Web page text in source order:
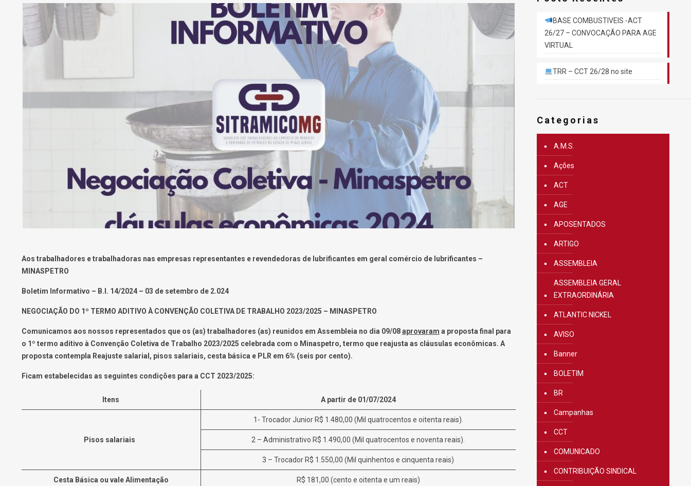
Aos trabalhadores e trabalhadoras nas empresas representantes e revendedoras de lubrificantes em geral comércio de lubrificantes –
MINASPETRO
Boletim Informativo – B.I. 14/2024 – 03 de setembro de 2.024
NEGOCIAÇÃO DO 1º TERMO ADITIVO À CONVENÇÃO COLETIVA DE TRABALHO 2023/2025 – MINASPETRO
Comunicamos aos nossos representados que os (as) trabalhadores (as) reunidos em Assembleia no dia 09/08aprovaram a proposta final para
o 1º termo aditivo à Convenção Coletiva de Trabalho 2023/2025 celebrada com o Minaspetro, termo que reajusta as cláusulas econômicas. A
proposta contempla Reajuste salarial, pisos salariais, cesta básica e PLR em 6% (seis por cento).
Ficam estabelecidas as seguintes condições para a CCT 2023/2025:
Itens A partir de 01/07/2024
Pisos salariais
1- Trocador Junior R$ 1.480,00 (Mil quatrocentos e oitenta reais).
2 – Administrativo R$ 1.490,00 (Mil quatrocentos e noventa reais).
3 – Trocador R$ 1.550,00 (Mil quinhentos e cinquenta reais)
Cesta Básica ou vale Alimentação R$ 181,00 (cento e oitenta e um reais)
BASE COMBUSTIVEIS -ACT
26/27 – CONVOCAÇÃO PARA AGE
VIRTUAL
TRR – CCT 26/28 no site
Categorias
A.M.S.
Ações
ACT
AGE
APOSENTADOS
ARTIGO
ASSEMBLEIA
ASSEMBLEIA GERAL
EXTRAORDINÁRIA
ATLANTIC NICKEL
AVISO
Banner
BOLETIM
BR
Campanhas
CCT
COMUNICADO
CONTRIBUIÇÃO SINDICAL